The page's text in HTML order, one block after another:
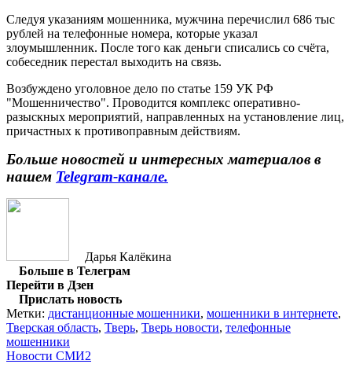
Следуя указаниям мошенника, мужчина перечислил 686 тыс
рублей на телефонные номера, которые указал
злоумышленник. После того как деньги списались со счёта,
собеседник перестал выходить на связь.
Возбуждено уголовное дело по статье 159 УК РФ
"Мошенничество". Проводится комплекс оперативно-
разыскных мероприятий, направленных на установление лиц,
причастных к противоправным действиям.
Больше новостей и интересных материалов в
нашем Telegram-канале.
Дарья Калёкина
Больше в Телеграм
Перейти в Дзен
Прислать новость
Метки: дистанционные мошенники, мошенники в интернете,
Тверская область, Тверь, Тверь новости, телефонные
мошенники
Новости СМИ2